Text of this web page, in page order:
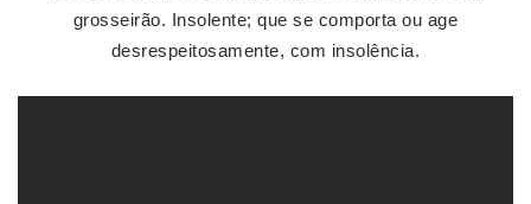
grosseirão. Insolente; que se comporta ou age
desrespeitosamente, com insolência.